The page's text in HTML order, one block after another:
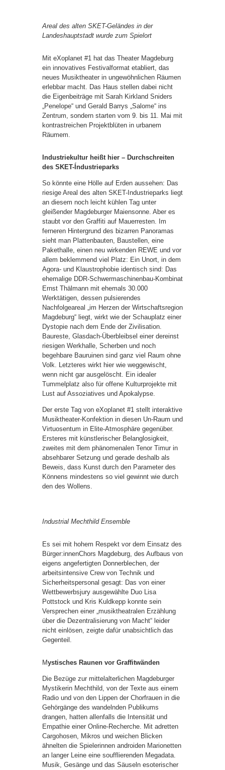
Areal des alten SKET-Geländes in der
Landeshauptstadt wurde zum Spielort
Mit eXoplanet #1 hat das Theater Magdeburg
ein innovatives Festivalformat etabliert, das
neues Musiktheater in ungewöhnlichen Räumen
erlebbar macht. Das Haus stellen dabei nicht
die Eigenbeiträge mit Sarah Kirkland Sniders
„Penelope“ und Gerald Barrys „Salome“ ins
Zentrum, sondern starten vom 9. bis 11. Mai mit
kontrastreichen Projektblüten in urbanem
Räumem.
Industriekultur heißt hier – Durchschreiten
des SKET-Índustrieparks
So könnte eine Hölle auf Erden aussehen: Das
riesige Areal des alten SKET-Industrieparks liegt
an diesem noch leicht kühlen Tag unter
gleißender Magdeburger Maiensonne. Aber es
staubt vor den Graffiti auf Mauerresten. Im
ferneren Hintergrund des bizarren Panoramas
sieht man Plattenbauten, Baustellen, eine
Pakethalle, einen neu wirkenden REWE und vor
allem beklemmend viel Platz: Ein Unort, in dem
Agora- und Klaustrophobie identisch sind: Das
ehemalige DDR-Schwermaschinenbau-Kombinat
Ernst Thälmann mit ehemals 30.000
Werktätigen, dessen pulsierendes
Nachfolgeareal „im Herzen der Wirtschaftsregion
Magdeburg“ liegt, wirkt wie der Schauplatz einer
Dystopie nach dem Ende der Zivilisation.
Baureste, Glasdach-Überbleibsel einer dereinst
riesigen Werkhalle, Scherben und noch
begehbare Bauruinen sind ganz viel Raum ohne
Volk. Letzteres wirkt hier wie weggewischt,
wenn nicht gar ausgelöscht. Ein idealer
Tummelplatz also für offene Kulturprojekte mit
Lust auf Assoziatives und Apokalypse.
Der erste Tag von eXoplanet #1 stellt interaktive
Musiktheater-Konfektion in diesen Un-Raum und
Virtuosentum in Elite-Atmosphäre gegenüber.
Ersteres mit künstlerischer Belanglosigkeit,
zweites mit dem phänomenalen Tenor Timur in
absehbarer Setzung und gerade deshalb als
Beweis, dass Kunst durch den Parameter des
Könnens mindestens so viel gewinnt wie durch
den des Wollens.
Industrial Mechthild Ensemble
Es sei mit hohem Respekt vor dem Einsatz des
Bürger:innenChors Magdeburg, des Aufbaus von
eigens angefertigten Donnerblechen, der
arbeitsintensive Crew von Technik und
Sicherheitspersonal gesagt: Das von einer
Wettbewerbsjury ausgewählte Duo Lisa
Pottstock und Kris Kuldkepp konnte sein
Versprechen einer „musiktheatralen Erzählung
über die Dezentralisierung von Macht“ leider
nicht einlösen, zeigte dafür unabsichtlich das
Gegenteil.
Mystisches Raunen vor Graffitwänden
Die Bezüge zur mittelalterlichen Magdeburger
Mystikerin Mechthild, von der Texte aus einem
Radio und von den Lippen der Chorfrauen in die
Gehörgänge des wandelnden Publikums
drangen, hatten allenfalls die Intensität und
Empathie einer Online-Recherche. Mit adretten
Cargohosen, Mikros und weichen Blicken
ähnelten die Spielerinnen androiden Marionetten
an langer Leine eine soufflierenden Megadata.
Musik, Gesänge und das Säuseln esoterischer